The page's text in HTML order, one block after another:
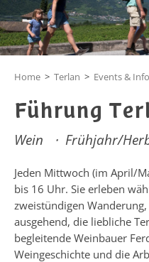
Home > Terlan > Events & Info
Führung
Wein Frühjahr/
Jeden Mittwoch (im April/
bis 16 Uhr. Sie erleben
zweistündigen
ausgehend, die liebliche
begleitende Weinbauer
Weingeschichte und die